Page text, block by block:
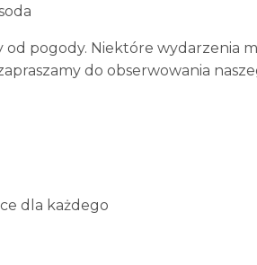
pogody. Niektóre wydarzenia
do obserwowania
dla każdego